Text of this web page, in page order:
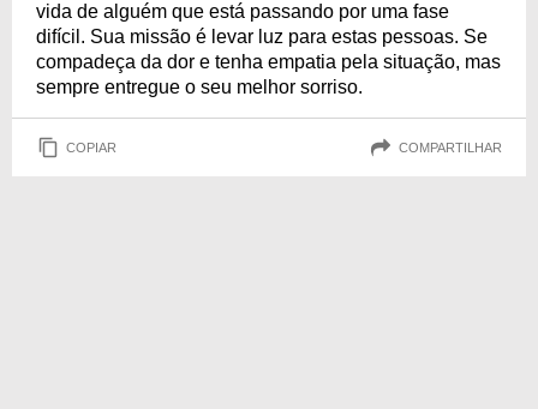
vida de alguém que está passando por uma fase
difícil. Sua missão é levar luz para estas pessoas. Se
compadeça da dor e tenha empatia pela situação, mas
sempre entregue o seu melhor sorriso.
COPIAR COMPARTILHAR